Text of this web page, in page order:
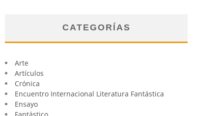
CATEGORÍAS
Arte
Artículos
Crónica
Encuentro Internacional Literatura Fantástica
Ensayo